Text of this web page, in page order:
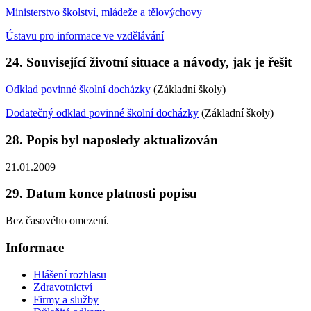
Ministerstvo školství, mládeže a tělovýchovy
Ústavu pro informace ve vzdělávání
24. Související životní situace a návody, jak je řešit
Odklad povinné školní docházky (Základní školy)
Dodatečný odklad povinné školní docházky (Základní školy)
28. Popis byl naposledy aktualizován
21.01.2009
29. Datum konce platnosti popisu
Bez časového omezení.
Informace
Hlášení rozhlasu
Zdravotnictví
Firmy a služby